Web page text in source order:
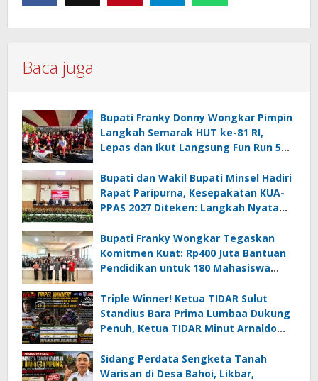
Baca juga
Bupati Franky Donny Wongkar Pimpin
Langkah Semarak HUT ke-81 RI,
Lepas dan Ikut Langsung Fun Run 5
Bupati dan Wakil Bupati Minsel Hadiri
Rapat Paripurna, Kesepakatan KUA-
PPAS 2027 Diteken: Langkah Nyata
Bupati Franky Wongkar Tegaskan
Komitmen Kuat: Rp400 Juta Bantuan
Pendidikan untuk 180 Mahasiswa
Triple Winner! Ketua TIDAR Sulut
Standius Bara Prima Lumbaa Dukung
Penuh, Ketua TIDAR Minut Arnaldo
05 MC JOE Sapu Bersih Tiga Gelar
Juara Umum
Sidang Perdata Sengketa Tanah
Warisan di Desa Bahoi, Likbar,